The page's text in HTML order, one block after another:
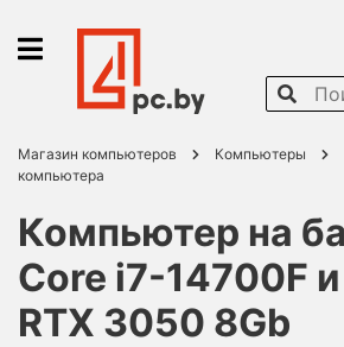
Магазин компьютеров Компьютеры
компьютера
Компьютер на
Core i7-14700F
RTX 3050 8Gb